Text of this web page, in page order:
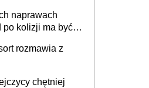
naprawach
po kolizji ma być
rozmawia z
chętniej